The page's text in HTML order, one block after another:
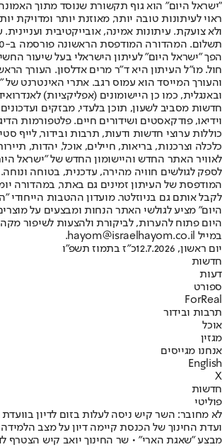
"ישראל היום" הוא גוף תקשורת שנוסד מתוך
ראוי לעיתונות טובה יותר, מאוזנת יותר ומדויקת
ולא צועקת. עיתונות אמינה, אובייקטיבית
הפך "ישראל היום" לעיתון הישראלי בעל שיעור
חול. מו"ל העיתון היא ד"ר מרים אדלסון. העורך
והעורך המייסד הוא עמוס רגב. אתרי האינטרנט של
חדשות מסביב לשעון, תוכן בלעדי, מבזקים
וידיאו, פודקאסטים ושידורים חיים. פלטפורמות
כוללות ערוצי חדשות ודעות, תרבות ובידור, לייף
לאוויר האתר החדש והיישומון החדש של "ישראל
לספק לגולשים חוויה מהירה, עדכנית, בטוחה
המודפסת של העיתון זמינים גם באתר, במהדורה
לקבל אותם גם בניוזלטר. מועדון ההטבות הייחודי
היום" מציע לגולשי האתר הנחות ומבצעים על
היום פתוח להערות, לביקורת ולהצעות לשיפור
במייל hayom@israelhayom.co.il.
יום ראשון, 12.7.2026
כ"ז בתמוז תשפ"ו
חדשות
דעות
ספורט
ForReal
תרבות ובידור
אוכל
מגזין
אנחנו מגייסים
English
X
חדשות
פוליטי
לא מחובר: השר קיש ניסה לעלות בזום לדיון
ועדת החינוך של הכנסת קיימה דיון על מצב
מבצע "שאגת הארי" • שר החינוך יואב קיש הצטרף